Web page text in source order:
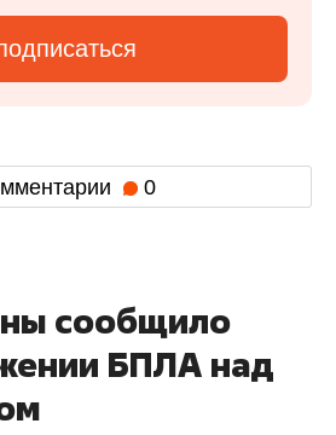
0
сообщило
БПЛА над